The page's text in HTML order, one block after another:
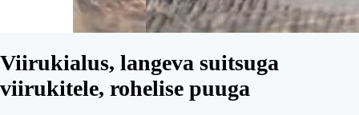
Viirukialus, langeva suitsuga
viirukitele, rohelise puuga